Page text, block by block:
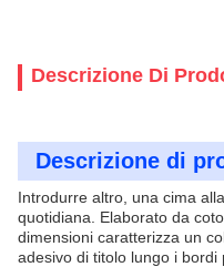
Descrizione Di
Descrizione di
Introdurre altro, una cima
quotidiana. Elaborato da
dimensioni caratterizza un
adesivo di titolo lungo i